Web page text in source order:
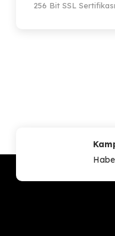
256 Bit SSL Sertifikası